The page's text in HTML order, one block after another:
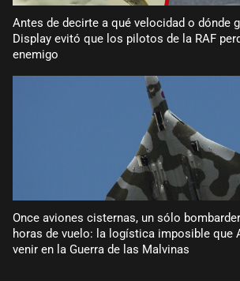
Antes de decirte a qué velocidad o dónde
Display evitó que los pilotos de la RAF
enemigo
Once aviones cisternas, un sólo
horas de vuelo: la logística imposible que
venir en la Guerra de las Malvinas